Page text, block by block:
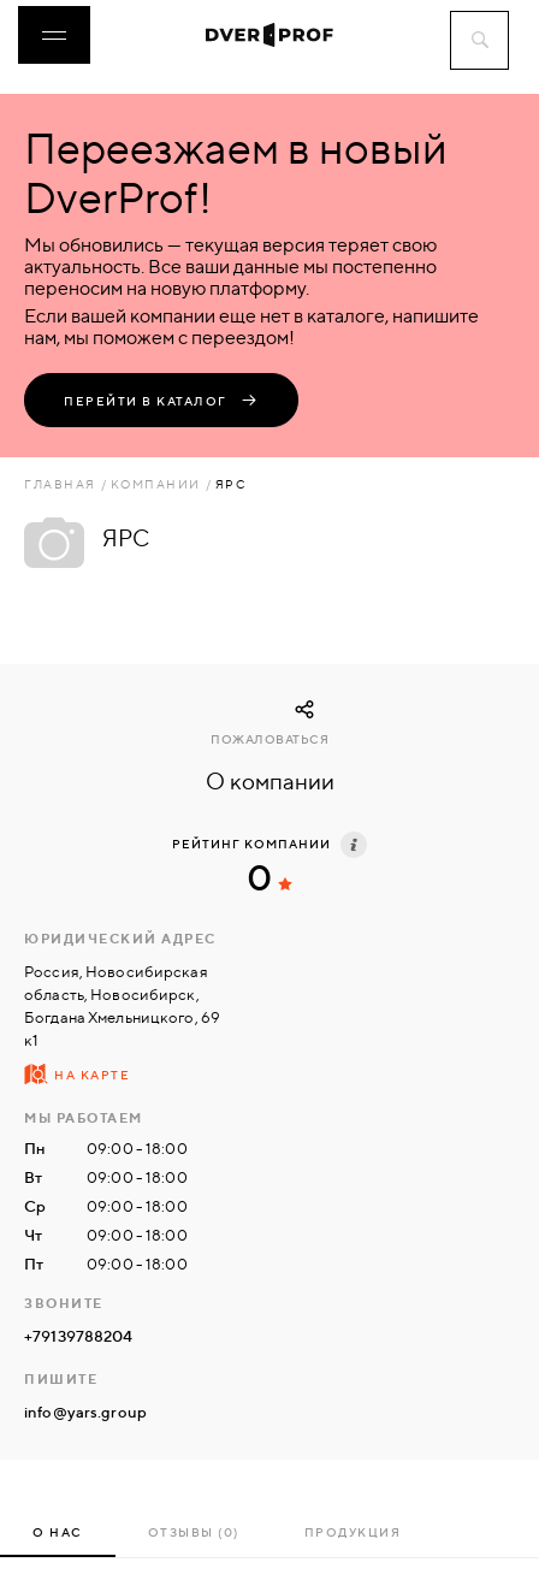
ДВЕРИ
ФУРНИТУРА
ВОРОТА
ПЕРЕГОРОДКИ
АКСЕССУАРЫ
ЗАВКИ
СТАТЬИ
СВЯЗАТЬСЯ
НАМИ
ВОЙТИ
МОСКВА
Переезжаем в новый
DverProf!
Мы обновились — текущая версия теряет свою
актуальность. Все ваши данные мы постепенно
переносим на новую платформу.
Если вашей компании еще нет в каталоге, напишите
нам, мы поможем с переездом!
ПЕРЕЙТИ В КАТАЛОГ
ГЛАВНАЯ КОМПАНИИ ЯРС
ЯРС
О компании
ПОЖАЛОВАТЬСЯ
РЕЙТИНГ КОМПАНИИ
0
ЮРИДИЧЕСКИЙ АДРЕС
Россия, Новосибирская
область, Новосибирск,
Богдана Хмельницкого, 69
к1
НА КАРТЕ
МЫ РАБОТАЕМ
Пн
09:00 - 18:00
Вт
09:00 - 18:00
Ср
09:00 - 18:00
Чт
09:00 - 18:00
Пт
09:00 - 18:00
ЗВОНИТЕ
+79139788204
ПИШИТЕ
info@yars.group
О НАС ОТЗЫВЫ (0) ПРОДУКЦИЯ